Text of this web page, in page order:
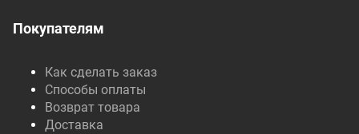
Покупателям
Как сделать заказ
Способы оплаты
Возврат товара
Доставка